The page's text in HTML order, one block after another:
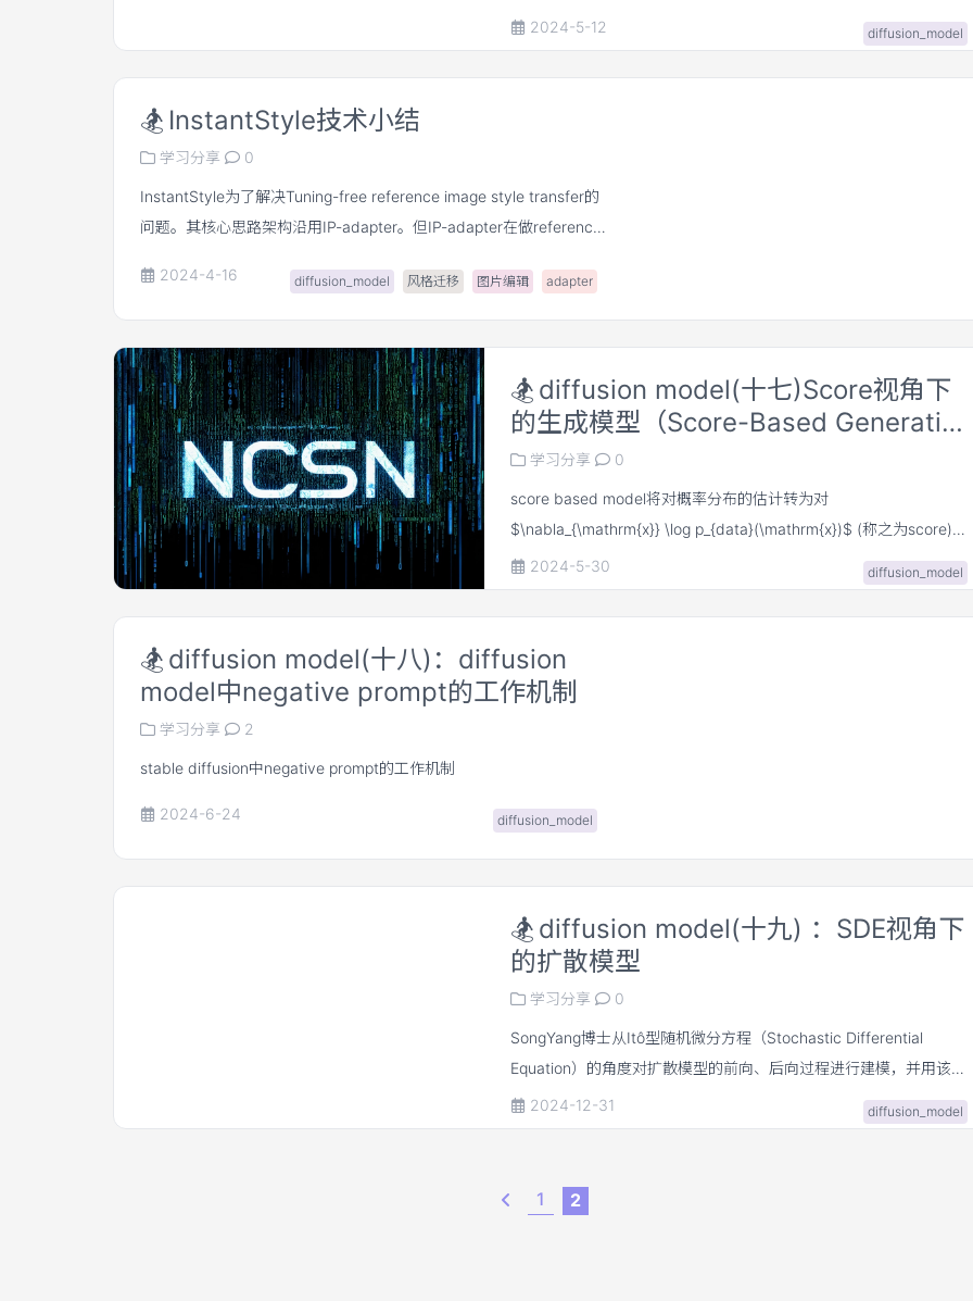
成。 • diffusion model实现RGBA图片的生成。通过额外引入RGBA
encoder来将透明层信息编码为不影响预训练latent分布的 offset尽可
能的保留了预训练模型的生成能力。并额外引入了一个decoder能解
2024-5-12 diffusion_model
🏂 InstantStyle技术小结
学习分享 0
InstantStyle为了解决Tuning-free reference image style transfer的
问题。其核心思路架构沿用IP-adapter。但IP-adapter在做reference
condition的引入会导致text condition变弱 虽然通过调节image
weight能够缓解这个问题，但需要手动调节weight，并且不能保证成
功。InstantStyle 针对上述两个痛点进行了优化。
2024-4-16 diffusion_model 风格迁移 图片编辑 adapter
🏂 diffusion model(十七)Score视角下
的生成模型（Score-Based Generative
Models）
学习分享 0
score based model将对概率分布的估计转为对
$\nabla_{\mathrm{x}} \log p_{data}(\mathrm{x})$ (称之为score)的
估计规避对归一化参数$Z_{\theta}$的计算，以此摆脱网络架构的限
制。 但是，由于**原始数据分布$p_{data}(\mathrm{x})$不可知，无
法直接用fisher divergence（式4）**训练score based model模型
需要转为score matching 的优化形式（式6）。 对于图片而言，数据
维度过大，原生score matching需要计算**Jacobian matrix**，计算
数据加噪的方式缓解上述两个问题，并提出退火的朗之万采样算法完
成高质量的样本生成。
2024-5-30 diffusion_model
🏂 diffusion model(十八)：diffusion
model中negative prompt的工作机制
学习分享 2
stable diffusion中negative prompt的工作机制
2024-6-24 diffusion_model
🏂 diffusion model(十九) ：SDE视角下
的扩散模型
学习分享 0
SongYang博士从Itô型随机微分方程（Stochastic Differential
Equation）的角度对扩散模型的前向、后向过程进行建模，并用该理
论框架统一了DDPM][1]和SMLD[2]
2024-12-31 diffusion_model
1 2